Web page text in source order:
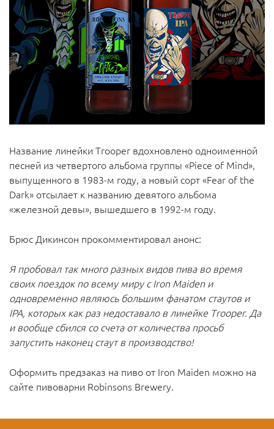
Название линейки Trooper вдохновлено одноименной
песней из четвертого альбома группы «Piece of Mind»,
выпущенного в 1983-м году, а новый сорт «Fear of the
Dark» отсылает к названию девятого альбома
«железной девы», вышедшего в 1992-м году.
Брюс Дикинсон прокомментировал анонс:
Я пробовал так много разных видов пива во время
своих поездок по всему миру с Iron Maiden и
одновременно являюсь большим фанатом стаутов и
IPA, которых как раз недоставало в линейке Trooper. Да
и вообще сбился со счета от количества просьб
запустить наконец стаут в производство!
Оформить предзаказ на пиво от Iron Maiden можно на
сайте пивоварни Robinsons Brewery.